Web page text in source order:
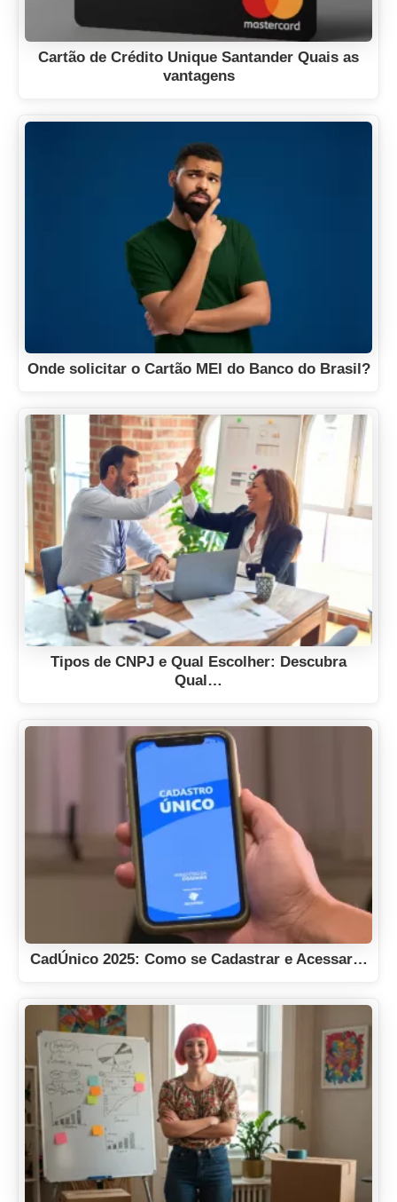
Cartão de Crédito Unique Santander Quais as
vantagens
Onde solicitar o Cartão MEI do Banco do Brasil?
Tipos de CNPJ e Qual Escolher: Descubra
Qual…
CadÚnico 2025: Como se Cadastrar e Acessar…